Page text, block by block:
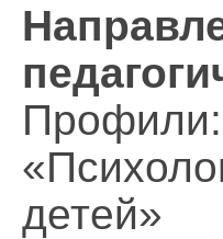
детей»